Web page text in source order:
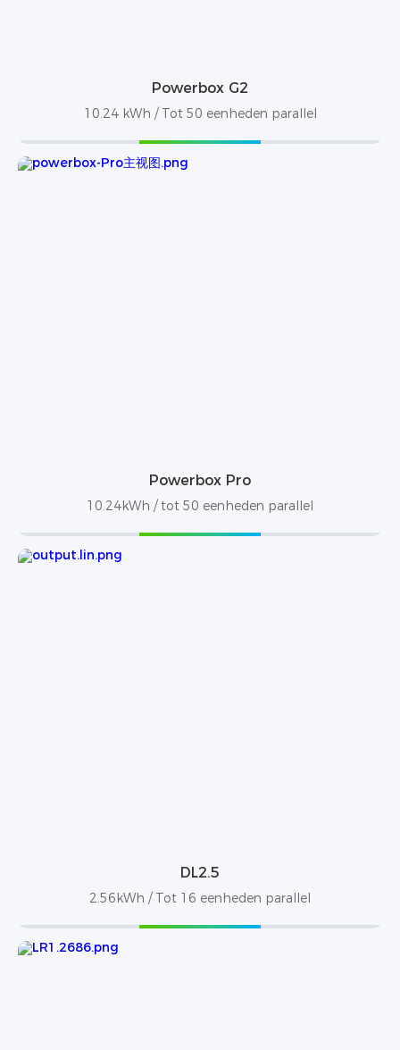
Powerbox G2
10.24 kWh / Tot 50 eenheden parallel
Powerbox Pro
10.24kWh / tot 50 eenheden parallel
DL2.5
2.56kWh / Tot 16 eenheden parallel